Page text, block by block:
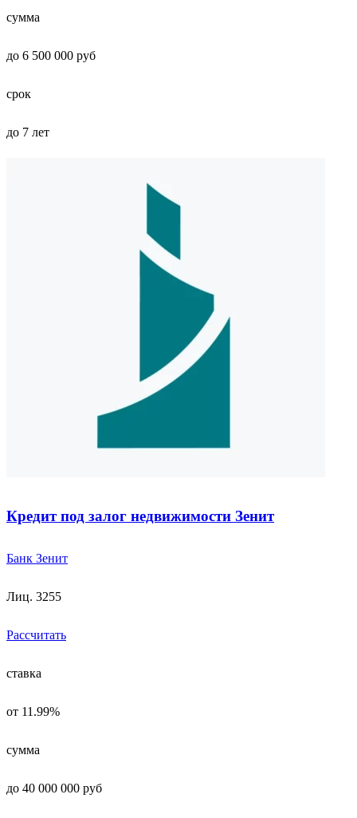
сумма
до 6 500 000 руб
срок
до 7 лет
Кредит под залог недвижимости Зенит
Банк Зенит
Лиц. 3255
Рассчитать
ставка
от 11.99%
сумма
до 40 000 000 руб